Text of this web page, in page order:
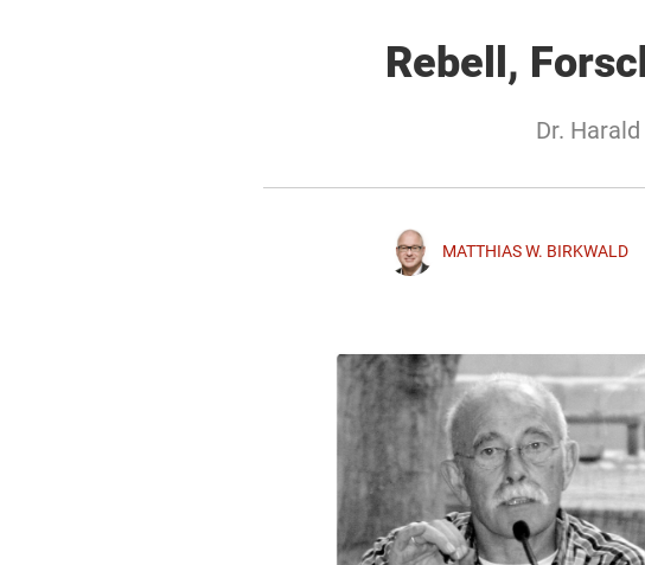
Rebell,
Dr.
MATTHIAS W. BIRKWALD